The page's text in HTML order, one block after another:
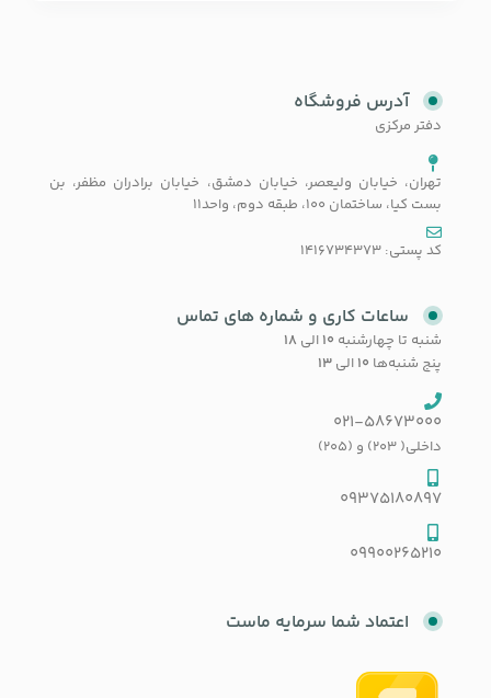
آدرس فروشگاه
دفتر مرکزی
تهران، خیابان ولیعصر، خیابان دمشق، خیابان برادران مظفر، بن
بست کیا، ساختمان 100، طبقه دوم، واحد11
کد پستی: 1416734373
ساعات کاری و شماره های تماس
شنبه تا چهارشنبه ۱۰ الی ۱۸
پنج شنبه‌ها ۱۰ الی ۱۳
021-58673000
داخلی( 203) و (205)
09375180897
09900265210
اعتماد شما سرمایه ماست